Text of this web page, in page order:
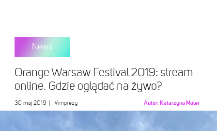
News
Orange Warsaw Festival 2019: stream
online. Gdzie oglądać na żywo?
30 maj 2019 #imprezy Autor: Katarzyna Maler